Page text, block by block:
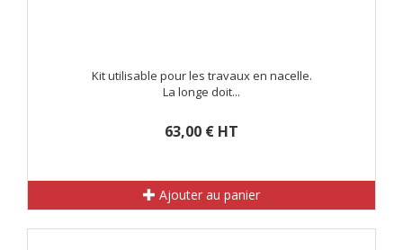
Kit utilisable pour les travaux en nacelle.
La longe doit...
63,00 € HT
Ajouter au panier